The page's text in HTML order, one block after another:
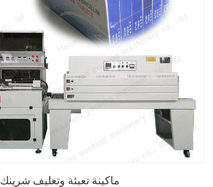
ماكينة تعبئة وتغليف شرينك